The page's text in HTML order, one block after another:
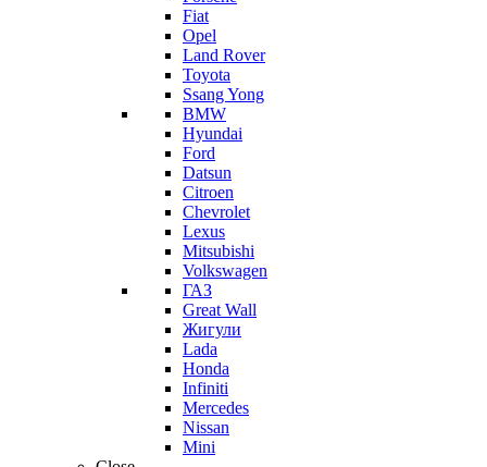
Fiat
Opel
Land Rover
Toyota
Ssang Yong
BMW
Hyundai
Ford
Datsun
Citroen
Chevrolet
Lexus
Mitsubishi
Volkswagen
ГАЗ
Great Wall
Жигули
Lada
Honda
Infiniti
Mercedes
Nissan
Mini